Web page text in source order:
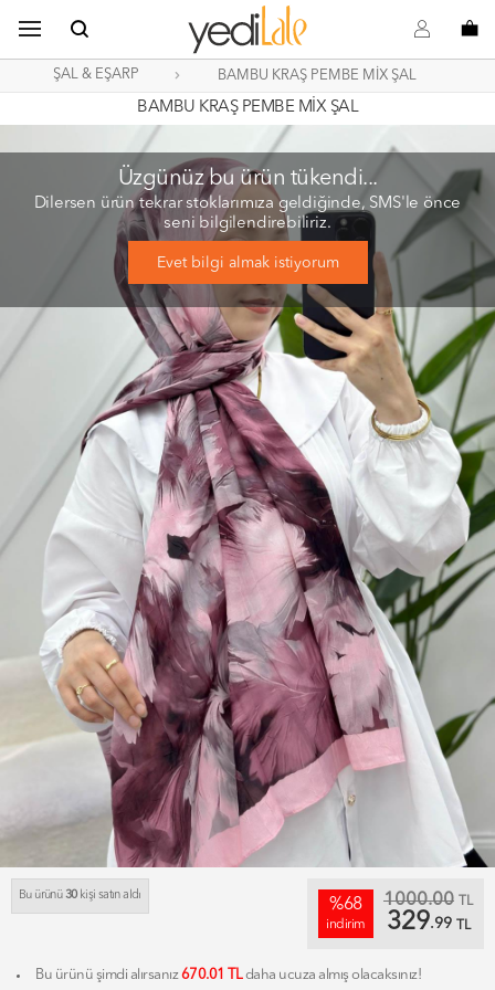
s o B
ŞAL & EŞARP BAMBU KRAŞ PEMBE MİX ŞAL
BAMBU KRAŞ PEMBE MİX ŞAL
Üzgünüz bu ürün tükendi...
Dilersen ürün tekrar stoklarımıza geldiğinde, SMS'le önce
seni bilgilendirebiliriz.
Evet bilgi almak istiyorum
Bu ürünü30kişi satın aldı
%68
indirim
1000.00 TL
329.99 TL
Bu ürünü şimdi alırsanız670.01 TLdaha ucuza almış olacaksınız!